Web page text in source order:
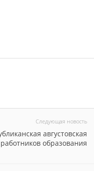
Следующая новость
августовская
образования